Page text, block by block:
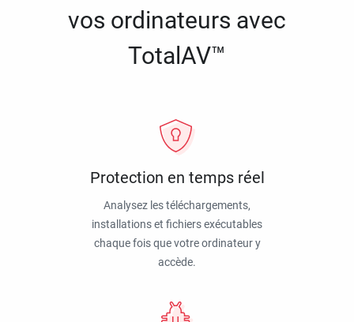
vos ordinateurs avec
TotalAV™
Protection en temps réel
Analysez les téléchargements,
installations et fichiers exécutables
chaque fois que votre ordinateur y
accède.